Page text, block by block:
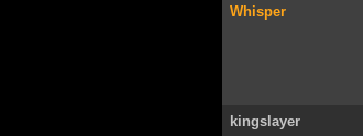
Whisper
kingslayer